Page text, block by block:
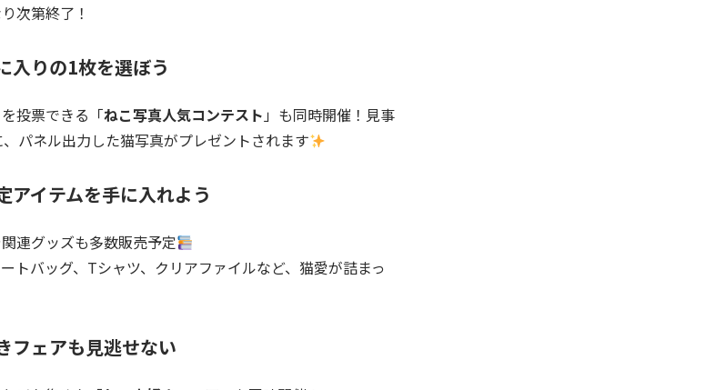
次第終了！
入りの1枚を選ぼう
投票できる「ねこ写真人気コンテスト 」も同時開催！見事
パネル出力した猫写真がプレゼントされます
アイテムを手に入れよう
連グッズも多数販売予定
トバッグ、Tシャツ、クリアファイルなど、猫愛が詰まっ
フェアも見逃せない